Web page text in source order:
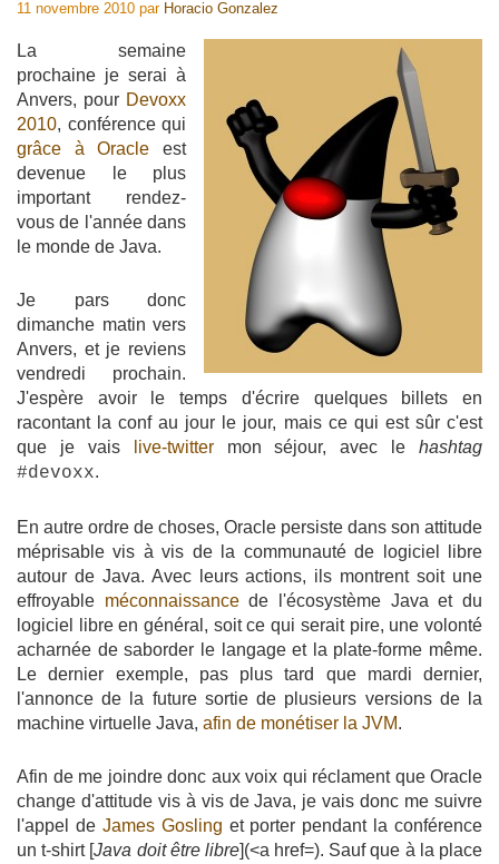
11 novembre 2010 par Horacio Gonzalez
La semaine
prochaine je serai à
Anvers, pour Devoxx
2010, conférence qui
grâce à Oracle est
devenue le plus
important rendez-
vous de l'année dans
le monde de Java.
Je pars donc
dimanche matin vers
Anvers, et je reviens
vendredi prochain.
J'espère avoir le temps d'écrire quelques billets en
racontant la conf au jour le jour, mais ce qui est sûr c'est
que je vais
live-twittermon séjour, avec le hashtag
#devoxx.
En autre ordre de choses, Oracle persiste dans son attitude
méprisable vis à vis de la communauté de logiciel libre
autour de Java. Avec leurs actions, ils montrent soit une
effroyable méconnaissancede l'écosystème Java et du
logiciel libre en général, soit ce qui serait pire, une volonté
acharnée de saborder le langage et la plate-forme même.
Le dernier exemple, pas plus tard que mardi dernier,
l'annonce de la future sortie de plusieurs versions de la
machine virtuelle Java, afin de monétiser la JVM.
Afin de me joindre donc aux voix qui réclament que Oracle
change d'attitude vis à vis de Java, je vais donc me suivre
l'appel de James Gosling et porter pendant la conférence
un t-shirt [Java doit être libre](<a href=). Sauf que à la place